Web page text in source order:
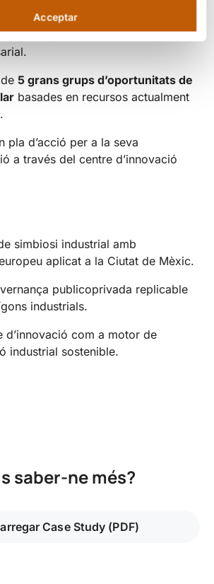
grup de governança amb
públiques, centre d’innovació i
5 grans grups d’oportunitats de
basades en recursos actualment
pla d’acció per a la seva
a través del centre d’innovació
simbiosi industrial amb
aplicat a la Ciutat de Mèxic.
publicoprivada replicable
industrials.
d’innovació com a motor de
industrial sostenible.
saber-ne més?
Case Study (PDF)
Acceptar